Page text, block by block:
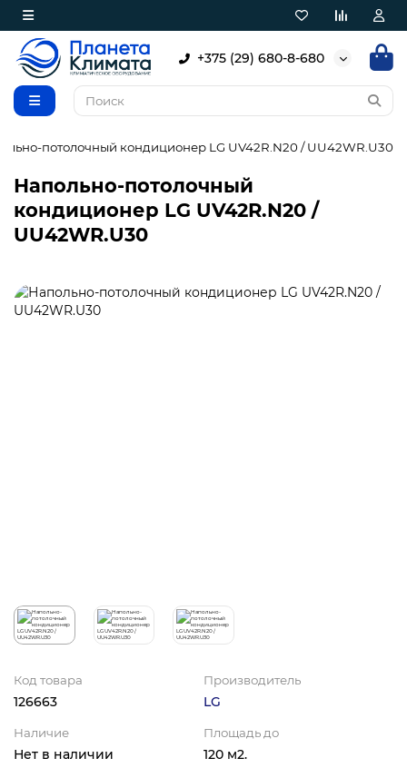
+375 (29) 680-8-680
потолочный кондиционер LG UV42R.N20 / UU42WR.U30
Напольно-потолочный
кондиционер LG UV42R.N20 /
UU42WR.U30
Код товара
126663
Производитель
LG
Наличие
Нет в наличии
Площадь до
120 м2.